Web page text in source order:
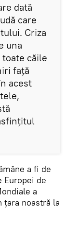
dată
care
Criza
una
căile
față
acest
a fi de
Europei de
a
țara noastră la